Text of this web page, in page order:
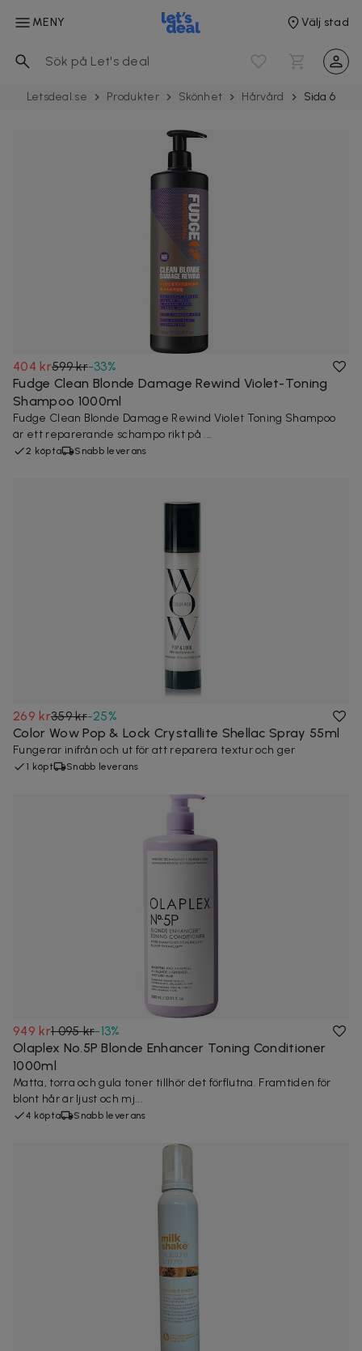
MENY Välj stad
Letsdeal.se Produkter Skönhet Hårvård Sida 6
404 kr599 kr-33%
Fudge Clean Blonde Damage Rewind Violet-Toning
Shampoo 1000ml
Fudge Clean Blonde Damage Rewind Violet Toning Shampoo
är ett reparerande schampo rikt på ...
2 köpta Snabb leverans
269 kr359 kr-25%
Color Wow Pop & Lock Crystallite Shellac Spray 55ml
Fungerar inifrån och ut för att reparera textur och ger
1 köpt Snabb leverans
949 kr1 095 kr-13%
Olaplex No.5P Blonde Enhancer Toning Conditioner
1000ml
Matta, torra och gula toner tillhör det förflutna. Framtiden för
blont hår är ljust och mj...
4 köpta Snabb leverans